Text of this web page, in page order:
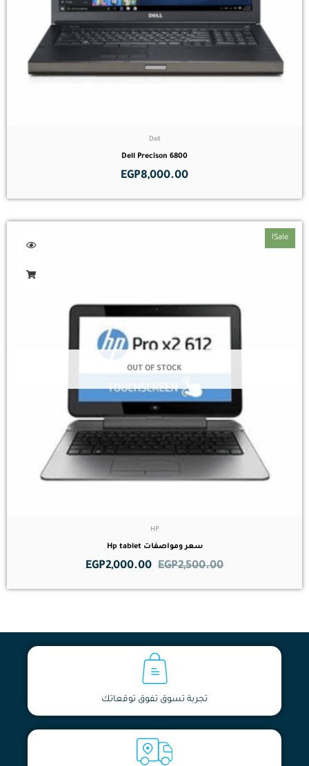
Dell
Dell Precison 6800
EGP8,000.00
Sale!
OUT OF STOCK
HP
سعر ومواصفات Hp tablet
EGP2,500.00
EGP2,000.00
تجربة تسوق تفوق توقعاتك